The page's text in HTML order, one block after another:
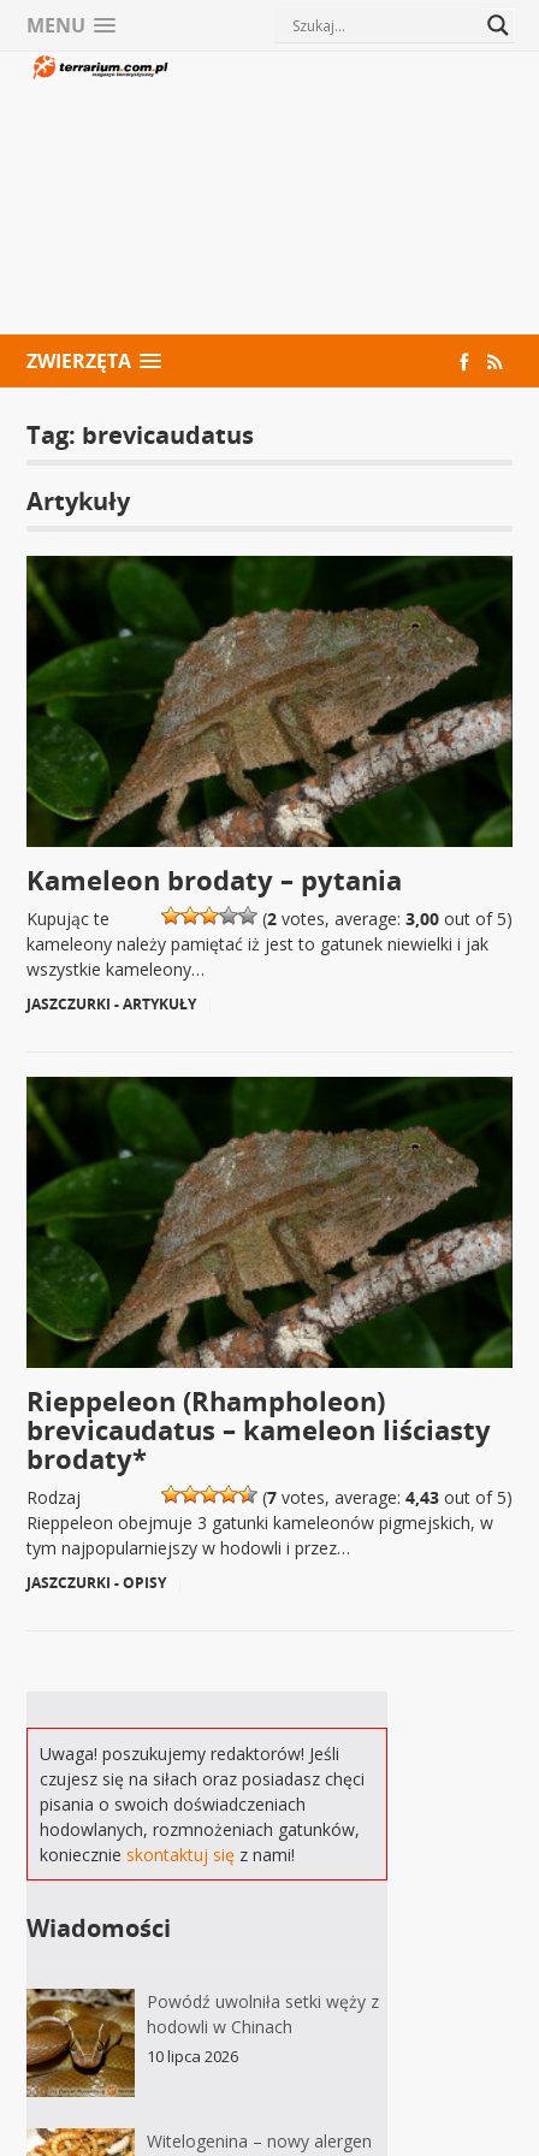
MENU
ZWIERZĘTA
Tag: brevicaudatus
Artykuły
Kameleon brodaty – pytania
(2votes, average: 3,00out of 5)
Kupując te
kameleony należy pamiętać iż jest to gatunek niewielki i jak
wszystkie kameleony…
JASZCZURKI - ARTYKUŁY
Rieppeleon (Rhampholeon)
brevicaudatus – kameleon liściasty
brodaty*
(7votes, average: 4,43out of 5)
Rodzaj
Rieppeleon obejmuje 3 gatunki kameleonów pigmejskich, w
tym najpopularniejszy w hodowli i przez…
JASZCZURKI - OPISY
Uwaga! poszukujemy redaktorów! Jeśli
czujesz się na siłach oraz posiadasz chęci
pisania o swoich doświadczeniach
hodowlanych, rozmnożeniach gatunków,
koniecznieskontaktuj się z nami!
Wiadomości
Powódź uwolniła setki węży z
hodowli w Chinach
10 lipca 2026
Witelogenina – nowy alergen